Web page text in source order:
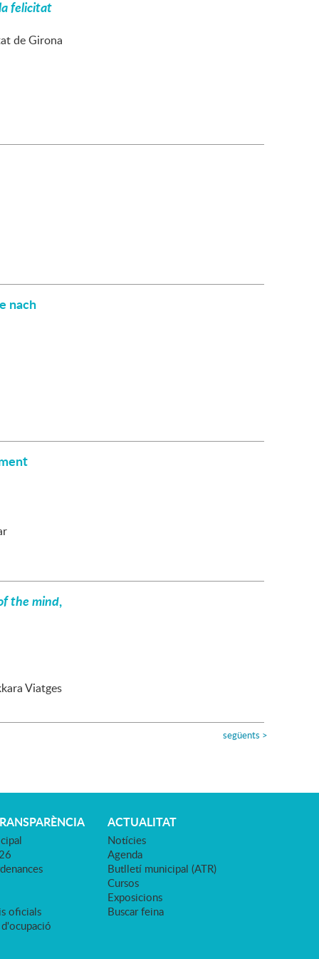
felicitat
de Girona
nach
the mind,
Viatges
següents >
oficials
ACTUALITAT
Notícies
Agenda
Butlletí municipal (ATR)
Cursos
Exposicions
Buscar feina